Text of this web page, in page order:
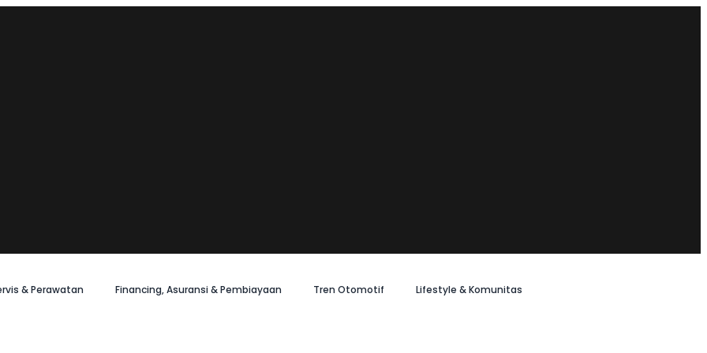
& Perawatan Financing, Asuransi & Pembiayaan Tren Otomotif Lifestyle & Komunitas